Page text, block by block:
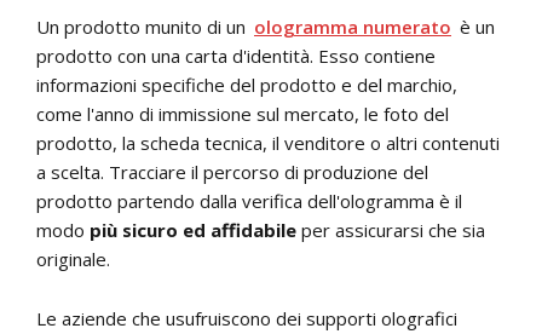
Un prodotto munito di un ologramma numerato è un
prodotto con una carta d'identità. Esso contiene
informazioni specifiche del prodotto e del marchio,
come l'anno di immissione sul mercato, le foto del
prodotto, la scheda tecnica, il venditore o altri contenuti
a scelta. Tracciare il percorso di produzione del
prodotto partendo dalla verifica dell'ologramma è il
modo più sicuro ed affidabile per assicurarsi che sia
originale.
Le aziende che usufruiscono dei supporti olografici